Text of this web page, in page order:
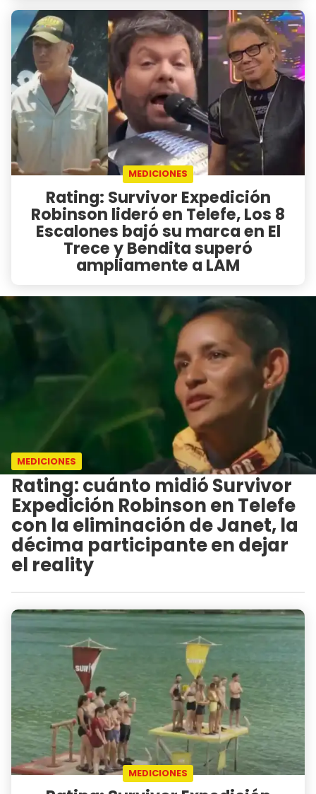
MEDICIONES
Rating: Survivor Expedición
Robinson lideró en Telefe, Los 8
Escalones bajó su marca en El
Trece y Bendita superó
ampliamente a LAM
MEDICIONES
Rating: cuánto midió Survivor
Expedición Robinson en Telefe
con la eliminación de Janet, la
décima participante en dejar
el reality
MEDICIONES